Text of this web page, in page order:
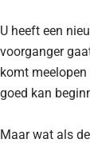
U heeft een
voorganger
komt
goed kan
Maar wat als